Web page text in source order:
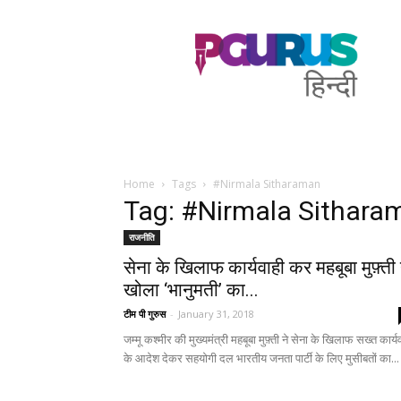
PGurus
Hindi
Home Tags #Nirmala Sitharaman
Tag: #Nirmala
राजनीति
सेना के खिलाफ कार्यवाही कर महबूबा
खोला ‘भानुमती’ का...
टीम पी गुरुस - January 31, 2018
जम्मू कश्मीर की मुख्यमंत्री महबूबा मुफ़्ती ने सेना के खिलाफ सख्त
के आदेश देकर सहयोगी दल भारतीय जनता पार्टी के लिए मुसीबतों का...